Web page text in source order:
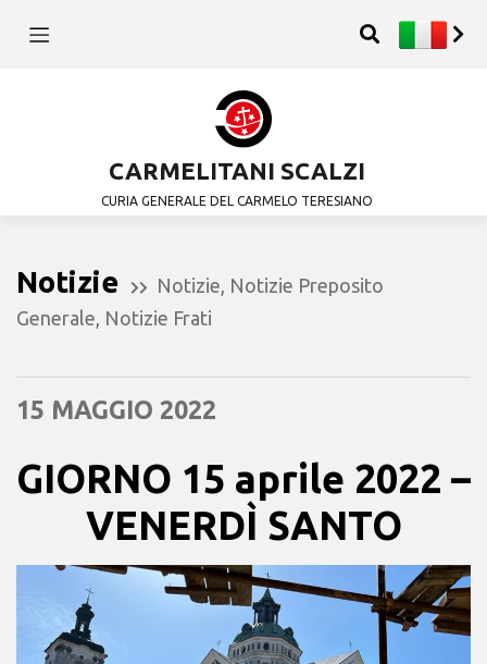
CARMELITANI SCALZI
CURIA GENERALE DEL CARMELO TERESIANO
Notizie Notizie Notizie Preposito
Generale Notizie Frati
15 MAGGIO 2022
GIORNO 15 aprile 2022 –
VENERDÌ SANTO